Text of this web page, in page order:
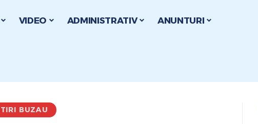
VIDEO ADMINISTRATIV ANUNTURI
BUZAU